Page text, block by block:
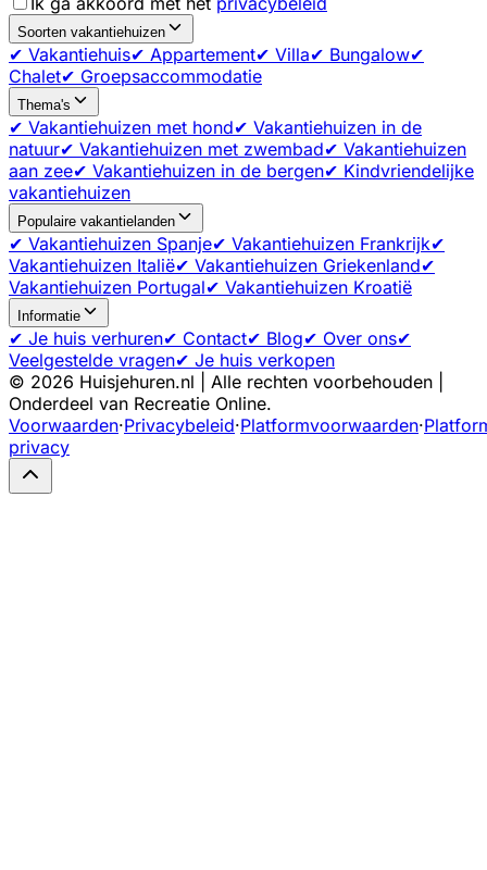
Soorten vakantiehuizen
✔ Vakantiehuis✔ Appartement✔ Villa✔ Bungalow✔
Chalet✔ Groepsaccommodatie
Thema's
✔ Vakantiehuizen met hond✔ Vakantiehuizen in de
natuur✔ Vakantiehuizen met zwembad✔ Vakantiehuizen
aan zee✔ Vakantiehuizen in de bergen✔ Kindvriendelijke
vakantiehuizen
Populaire vakantielanden
✔ Vakantiehuizen Spanje✔ Vakantiehuizen Frankrijk✔
Vakantiehuizen Italië✔ Vakantiehuizen Griekenland✔
Vakantiehuizen Portugal✔ Vakantiehuizen Kroatië
Informatie
✔ Je huis verhuren✔ Contact✔ Blog✔ Over ons✔
Veelgestelde vragen✔ Je huis verkopen
© 2026 Huisjehuren.nl | Alle rechten voorbehouden |
Onderdeel van Recreatie Online.
Voorwaarden·Privacybeleid·Platformvoorwaarden·
privacy